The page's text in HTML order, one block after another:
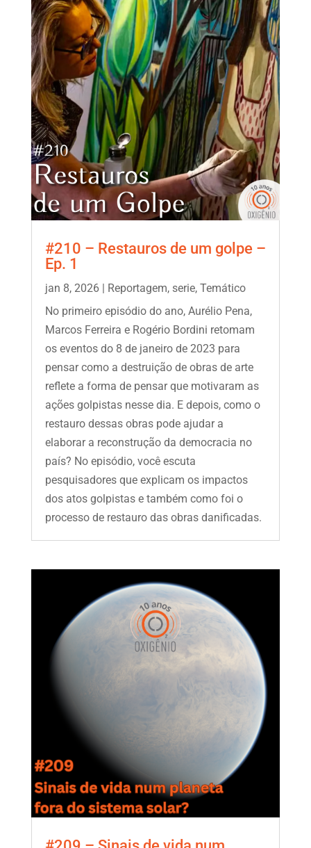
#210 – Restauros de um golpe –
Ep. 1
jan 8, 2026| Reportagem, serie, Temático
No primeiro episódio do ano, Aurélio Pena,
Marcos Ferreira e Rogério Bordini retomam
os eventos do 8 de janeiro de 2023 para
pensar como a destruição de obras de arte
reflete a forma de pensar que motivaram as
ações golpistas nesse dia. E depois, como o
restauro dessas obras pode ajudar a
elaborar a reconstrução da democracia no
país? No episódio, você escuta
pesquisadores que explicam os impactos
dos atos golpistas e também como foi o
processo de restauro das obras danificadas.